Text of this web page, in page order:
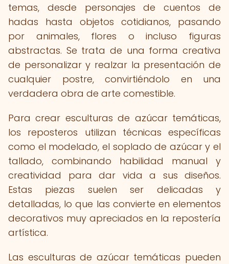
temas, desde personajes de cuentos de
hadas hasta objetos cotidianos, pasando
por animales, flores o incluso figuras
abstractas. Se trata de una forma creativa
de personalizar y realzar la presentación de
cualquier postre, convirtiéndolo en una
verdadera obra de arte comestible.
Para crear esculturas de azúcar temáticas,
los reposteros utilizan técnicas específicas
como el modelado, el soplado de azúcar y el
tallado, combinando habilidad manual y
creatividad para dar vida a sus diseños.
Estas piezas suelen ser delicadas y
detalladas, lo que las convierte en elementos
decorativos muy apreciados en la repostería
artística.
Las esculturas de azúcar temáticas pueden